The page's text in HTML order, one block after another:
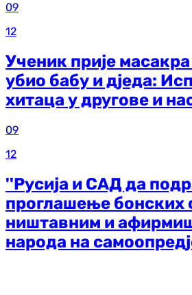
09
12
Ученик прије
убио бабу и дједа:
хитаца у другове и
09
12
''Русија и САД да
проглашење бонских
ништавним и
народа на